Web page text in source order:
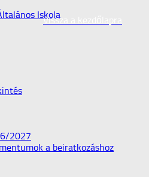
Vissza a kezdőlapra
Iskola
2027
a beiratkozáshoz